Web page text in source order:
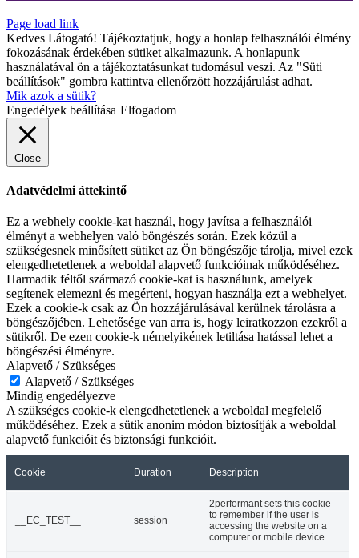
Page load link
Kedves Látogató! Tájékoztatjuk, hogy a honlap felhasználói élmény
fokozásának érdekében sütiket alkalmazunk. A honlapunk
használatával ön a tájékoztatásunkat tudomásul veszi. Az "Süti
beállítások" gombra kattintva ellenőrzött hozzájárulást adhat.
Mik azok a sütik?
Engedélyek beállítása Elfogadom
Close
Adatvédelmi áttekintő
Ez a webhely cookie-kat használ, hogy javítsa a felhasználói
élményt a webhelyen való böngészés során. Ezek közül a
szükségesnek minősített sütiket az Ön böngészője tárolja, mivel ezek
elengedhetetlenek a weboldal alapvető funkcióinak működéséhez.
Harmadik féltől származó cookie-kat is használunk, amelyek
segítenek elemezni és megérteni, hogyan használja ezt a webhelyet.
Ezek a cookie-k csak az Ön hozzájárulásával kerülnek tárolásra a
böngészőjében. Lehetősége van arra is, hogy leiratkozzon ezekről a
sütikről. De ezen cookie-k némelyikének letiltása hatással lehet a
böngészési élményre.
Alapvető / Szükséges
Alapvető / Szükséges
Mindig engedélyezve
A szükséges cookie-k elengedhetetlenek a weboldal megfelelő
működéséhez. Ezek a sütik anonim módon biztosítják a weboldal
alapvető funkcióit és biztonsági funkcióit.
Cookie Duration Description
__EC_TEST__ session
2performant sets this cookie
to remember if the user is
accessing the website on a
computer or mobile device.